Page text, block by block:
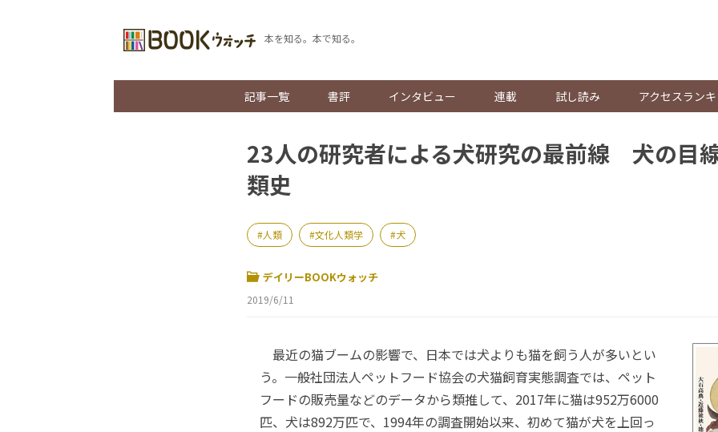
本を知る。本で知る。
記事一覧 書評 インタビュー 連載 試し読み アクセスラン
23人の研究者による犬研究の最前線 犬の目
類史
人類 文化人類学 犬
デイリーBOOKウォッチ
2019/6/11
最近の猫ブームの影響で、日本では犬よりも猫を飼う人が多いとい
う。一般社団法人ペットフード協会の犬猫飼育実態調査では、ペット
フードの販売量などのデータから類推して、2017年に猫は952万6000
匹、犬は892万匹で、1994年の調査開始以来、初めて猫が犬を上回っ